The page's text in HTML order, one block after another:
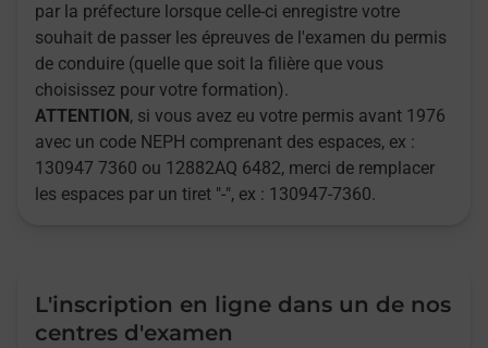
par la préfecture lorsque celle-ci enregistre votre
souhait de passer les épreuves de l'examen du permis
de conduire (quelle que soit la filière que vous
choisissez pour votre formation).
ATTENTION , si vous avez eu votre permis avant 1976
avec un code NEPH comprenant des espaces, ex :
130947 7360 ou 12882AQ 6482, merci de remplacer
les espaces par un tiret "-", ex : 130947-7360.
L'inscription en ligne dans un de nos
centres d'examen